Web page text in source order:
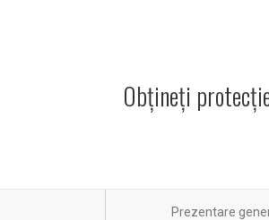
Obțineți
Prezentare